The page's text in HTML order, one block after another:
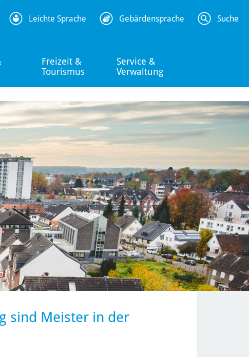
Freizeit &
Tourismus
Service &
Verwaltung
Leichte Sprache Gebärdensprache Suche
sind Meister in der